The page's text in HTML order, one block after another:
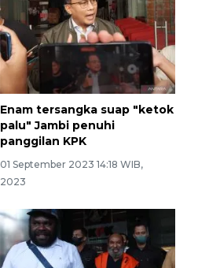
Enam tersangka suap "ketok
palu" Jambi penuhi
panggilan KPK
01 September 2023 14:18 WIB,
2023